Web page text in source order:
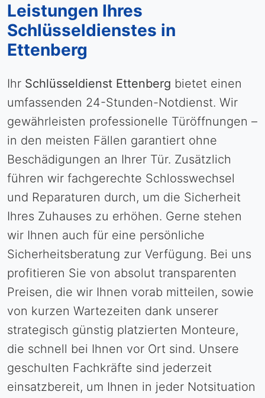
Leistungen Ihres
Schlüsseldienstes in
Ettenberg
Ihr Schlüsseldienst Ettenberg bietet einen
umfassenden 24-Stunden-Notdienst. Wir
gewährleisten professionelle Türöffnungen –
in den meisten Fällen garantiert ohne
Beschädigungen an Ihrer Tür. Zusätzlich
führen wir fachgerechte Schlosswechsel
und Reparaturen durch, um die Sicherheit
Ihres Zuhauses zu erhöhen. Gerne stehen
wir Ihnen auch für eine persönliche
Sicherheitsberatung zur Verfügung. Bei uns
profitieren Sie von absolut transparenten
Preisen, die wir Ihnen vorab mitteilen, sowie
von kurzen Wartezeiten dank unserer
strategisch günstig platzierten Monteure,
die schnell bei Ihnen vor Ort sind. Unsere
geschulten Fachkräfte sind jederzeit
einsatzbereit, um Ihnen in jeder Notsituation